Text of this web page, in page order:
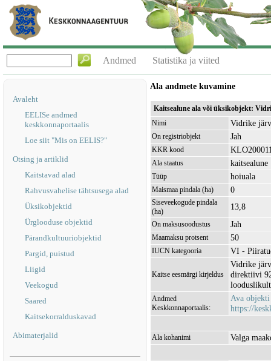
Andmed Statistika ja viited
Avaleht
EELISe andmed
keskkonnaportaalis
Loe siit "Mis on EELIS?"
Otsing ja artiklid
Kaitstavad alad
Rahvusvahelise tähtsusega alad
Üksikobjektid
Ürglooduse objektid
Pärandkultuuriobjektid
Pargid, puistud
Liigid
Veekogud
Saared
Kaitsekorralduskavad
Abimaterjalid
Ala andmete kuvamine
Kaitsealune ala või üksikobjekt:
Nimi
Vidrike
On registriobjekt Jah
KKR kood
Ala staatus kaitsealune
Tüüp hoiuala
Maismaa pindala (ha) 0
Siseveekogude pindala
(ha)
13,8
On maksusoodustus Jah
Maamaksu protsent 50
IUCN kategooria VI -
Kaitse eesmärgi kirjeldus
Vidrike
direktiivi
Andmed
Keskkonnaportaalis:
Ava objekti
https://
Ala kohanimi Valga